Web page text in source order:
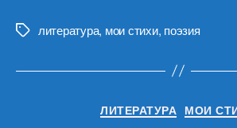
Меткилитература, мои стихи, поэзия
Рубрики
ЛИТЕРАТУРА МОИ